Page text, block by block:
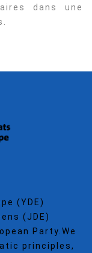
dans une
(YDE)
(JDE)
Party.We
principles,